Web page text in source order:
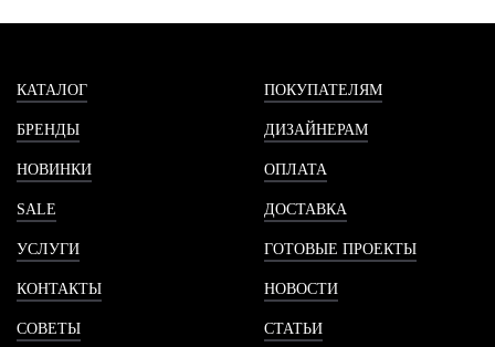
КАТАЛОГ
БРЕНДЫ
НОВИНКИ
SALE
УСЛУГИ
КОНТАКТЫ
СОВЕТЫ
ПОКУПАТЕЛЯМ
ДИЗАЙНЕРАМ
ОПЛАТА
ДОСТАВКА
ГОТОВЫЕ ПРОЕКТЫ
НОВОСТИ
СТАТЬИ